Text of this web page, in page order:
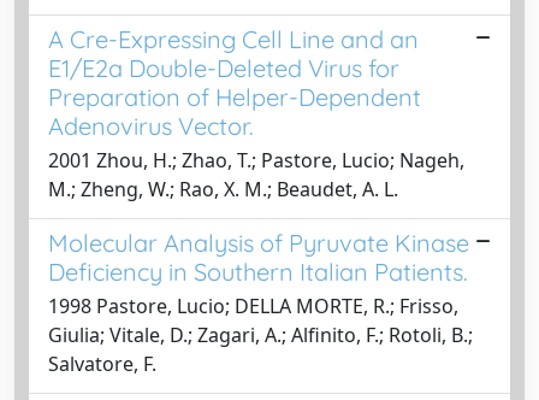
A Cre-Expressing Cell Line and an
E1/E2a Double-Deleted Virus for
Preparation of Helper-Dependent
Adenovirus Vector.
2001 Zhou, H.; Zhao, T.; Pastore, Lucio; Nageh,
M.; Zheng, W.; Rao, X. M.; Beaudet, A. L.
Molecular Analysis of Pyruvate Kinase
Deficiency in Southern Italian Patients.
1998 Pastore, Lucio; DELLA MORTE, R.; Frisso,
Giulia; Vitale, D.; Zagari, A.; Alfinito, F.; Rotoli, B.;
Salvatore, F.